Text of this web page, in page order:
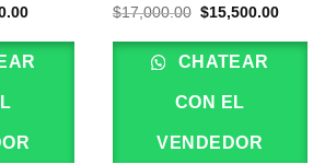
El
actual
es:
$1,200.00.
$17,000.00 El
original
era:
$17,000.00.
$15,500.00El
actual
CHATEAR
CON EL
VENDEDOR